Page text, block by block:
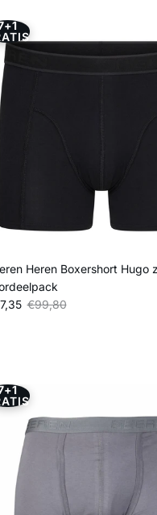
Heren Boxershort Hugo
Reguliere prijs
€99,80